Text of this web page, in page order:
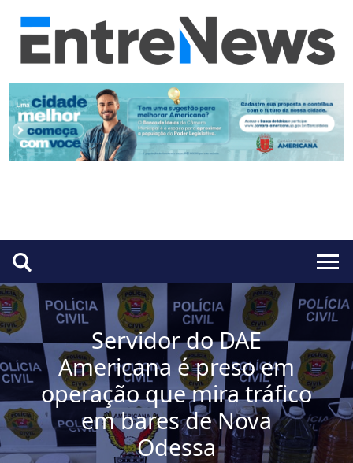
Servidor do DAE
Americana é preso em
operação que mira tráfico
em bares de Nova
Odessa